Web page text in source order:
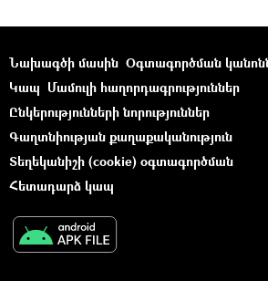
Նախագծի մասին Օգտագործման
Կապ Մամուլի հաղորդագրություններ
Ընկերությունների նորություններ
Գաղտնիության քաղաքականություն
Տեղեկանիշի (cookie) օգտագործման
Հետադարձ կապ